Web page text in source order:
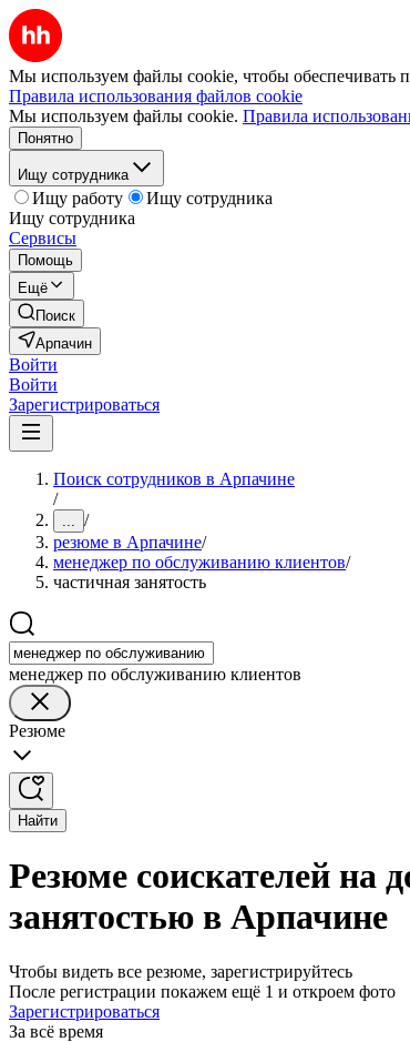
Мы используем файлы cookie, чтобы обеспечивать
Правила использования файлов cookie
Мы используем файлы cookie. Правила
Понятно
Ищу сотрудника
Ищу работу
Ищу сотрудника
Ищу сотрудника
Сервисы
Помощь
Ещё
Поиск
Арпачин
Войти
Войти
Зарегистрироваться
Поиск сотрудников в Арпачине
/
... /
резюме в Арпачине/
менеджер по обслуживанию клиентов/
частичная занятость
менеджер по обслуживанию клиентов
Резюме
Найти
Резюме соискателей на
занятостью в Арпачине
Чтобы видеть все резюме, зарегистрируйтесь
После регистрации покажем ещё 1 и откроем фото
Зарегистрироваться
За всё время